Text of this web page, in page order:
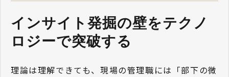
インサイト発掘の壁をテクノ
ロジーで突破する
理論は理解できても、現場の管理職には「部下の微